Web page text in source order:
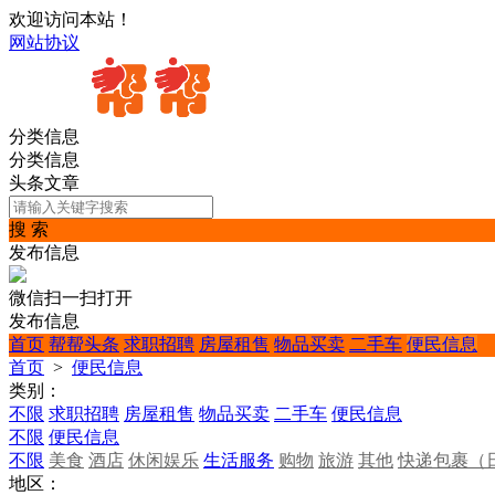
欢迎访问本站！
网站协议
分类信息
分类信息
头条文章
搜 索
发布信息
微信扫一扫打开
发布信息
首页 帮帮头条 求职招聘 房屋租售 物品买卖 二手车 便民信息
首页 > 便民信息
类别：
不限 求职招聘 房屋租售 物品买卖 二手车 便民信息
不限 便民信息
不限 美食 酒店 休闲娱乐 生活服务 购物 旅游 其他 快递包裹（
地区：